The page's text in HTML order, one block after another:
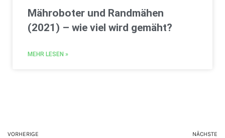
Mähroboter und Randmähen
(2021) – wie viel wird gemäht?
MEHR LESEN »
VORHERIGE NÄCHSTE